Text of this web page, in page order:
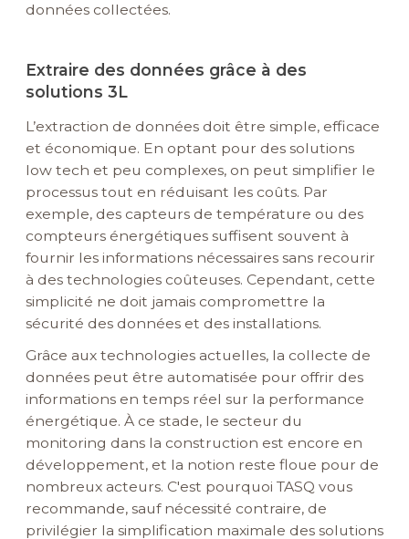
données collectées.
Extraire des données grâce à des
solutions 3L
L’extraction de données doit être simple, efficace
et économique. En optant pour des solutions
low tech et peu complexes, on peut simplifier le
processus tout en réduisant les coûts. Par
exemple, des capteurs de température ou des
compteurs énergétiques suffisent souvent à
fournir les informations nécessaires sans recourir
à des technologies coûteuses. Cependant, cette
simplicité ne doit jamais compromettre la
sécurité des données et des installations.
Grâce aux technologies actuelles, la collecte de
données peut être automatisée pour offrir des
informations en temps réel sur la performance
énergétique. À ce stade, le secteur du
monitoring dans la construction est encore en
développement, et la notion reste floue pour de
nombreux acteurs. C'est pourquoi TASQ vous
recommande, sauf nécessité contraire, de
privilégier la simplification maximale des solutions